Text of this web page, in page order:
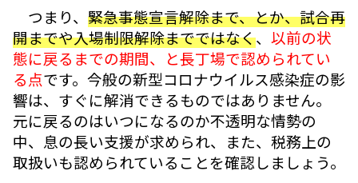
つまり、 緊急事態宣言解除まで、とか、試合再
開までや入場制限解除までではなく、 以前の状
態に戻るまでの期間、と長丁場で認められてい
る点です。今般の新型コロナウイルス感染症の影
響は、すぐに解消できるものではありません。
元に戻るのはいつになるのか不透明な情勢の
中、息の長い支援が求められ、また、税務上の
取扱いも認められていることを確認しましょう。